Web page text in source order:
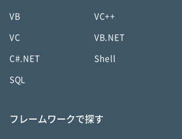
VB VC++
VC VB.NET
C#.NET Shell
SQL
フレームワークで探す